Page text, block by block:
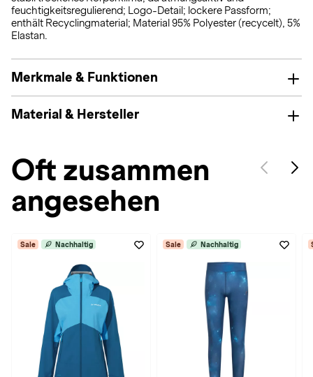
feuchtigkeitsregulierend; Logo-Detail; lockere Passform;
enthält Recyclingmaterial; Material 95% Polyester (recycelt), 5%
Elastan.
Merkmale & Funktionen
Material & Hersteller
Oft zusammen
angesehen
Sale Nachhaltig Sale Nachhaltig